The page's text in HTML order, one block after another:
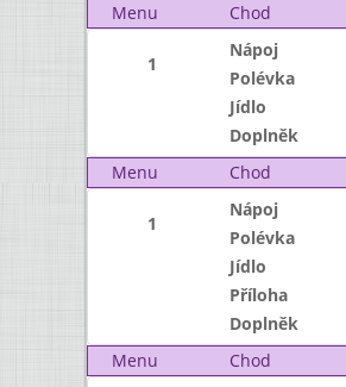
Menu
Chod
1
Nápoj
Polévka
Jídlo
Doplněk
Menu
Chod
1
Nápoj
Polévka
Jídlo
Příloha
Doplněk
Menu
Chod